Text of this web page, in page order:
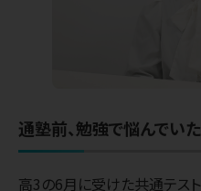
通塾前、勉強で悩んでい
高3の6月に受けた共通テス